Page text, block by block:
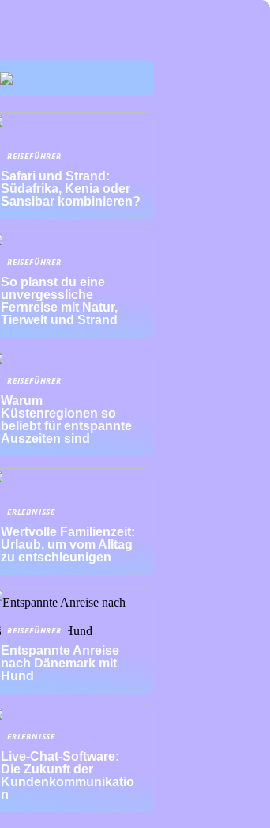
REISEFÜHRER
Safari und Strand:
Südafrika, Kenia oder
Sansibar kombinieren?
REISEFÜHRER
So planst du eine
unvergessliche
Fernreise mit Natur,
Tierwelt und Strand
REISEFÜHRER
Warum
Küstenregionen so
beliebt für entspannte
Auszeiten sind
ERLEBNISSE
Wertvolle Familienzeit:
Urlaub, um vom Alltag
zu entschleunigen
REISEFÜHRER
Entspannte Anreise
nach Dänemark mit
Hund
ERLEBNISSE
Live-Chat-Software:
Die Zukunft der
Kundenkommunikatio
n